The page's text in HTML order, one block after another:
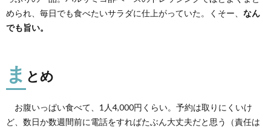
められ、毎日でも食べたいサラダに仕上がっていた。くそー、 なん
でも旨い。
ま とめ
お腹いっぱい食べて、1人4,000円くらい。予約は取りにくいけ
ど、数日か数週間前に電話をすればたぶん大丈夫だと思う（責任は